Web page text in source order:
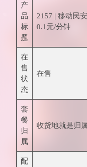
产
品
标
题
2157 | 移动民
0.1元/分钟
在
售
状
态
在售
套
餐
归
属
收货地就是归
配